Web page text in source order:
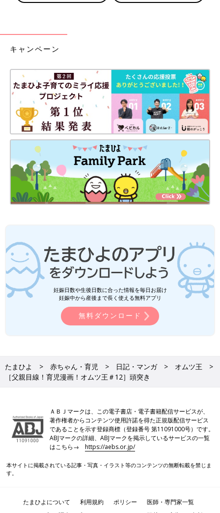
キャンペーン
妊娠日数や生後日数に合った情報を毎日お届け
妊娠中から産後まで長く使える無料アプリ
無料ダウンロード
たまひよ 赤ちゃん・育児 日記・マンガ
オムツ王
［父親目線！育児漫画！オムツ王＃12］頭突き
ＡＢＪマークは、この電子書店・電子書籍配信サービスが、
著作権者からコンテンツ使用許諾を得た正規版配信サービス
であることを示す登録商標（登録番号 第11091000号）です。
ABJマークの詳細、ABJマークを掲示しているサービスの一覧
はこちら→https://aebs.or.jp/
本サイトに掲載されている記事・写真・イラスト等のコンテンツの無断転載を禁じま
す。
たまひよについて 利用規約 ポリシー
医師・専門家一覧